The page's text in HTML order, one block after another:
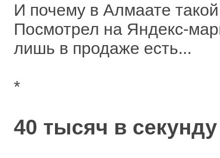
И почему в Алмаате
Посмотрел на Яндекс-
лишь в продаже есть...
*
40 тысяч в секунду